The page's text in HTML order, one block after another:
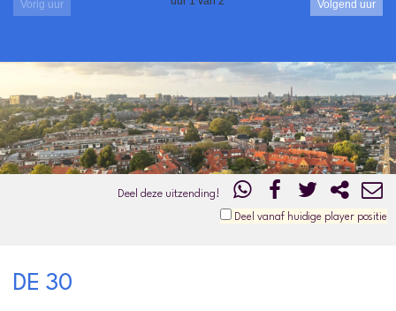
Vorig uur Volgend uur
Deel deze uitzending!
Deel vanaf huidige player positie
DE 30